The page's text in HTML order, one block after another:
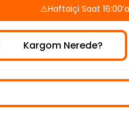
⚠️Haftaiçi Saat 16:00’a
Kargom Nerede?